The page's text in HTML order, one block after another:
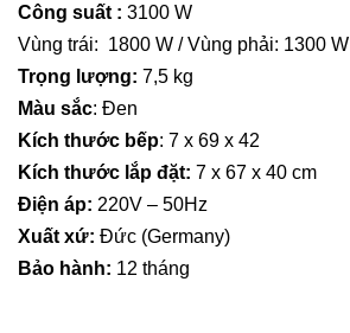
Công suất : 3100 W
Vùng trái: 1800 W / Vùng phải: 1300 W
Trọng lượng: 7,5 kg
Màu sắc: Đen
Kích thước bếp: 7 x 69 x 42
Kích thước lắp đặt: 7 x 67 x 40 cm
Điện áp: 220V – 50Hz
Xuất xứ: Đức (Germany)
Bảo hành: 12 tháng